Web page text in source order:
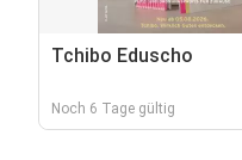
Tchibo Eduscho
Noch 6 Tage gültig